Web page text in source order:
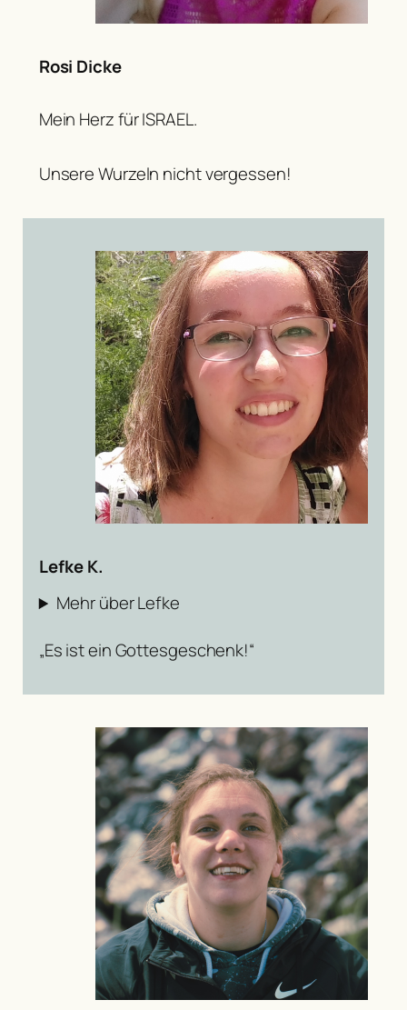
Rosi Dicke
Mein Herz für ISRAEL.
Unsere Wurzeln nicht vergessen!
Lefke K.
Mehr über Lefke
„Es ist ein Gottesgeschenk!“